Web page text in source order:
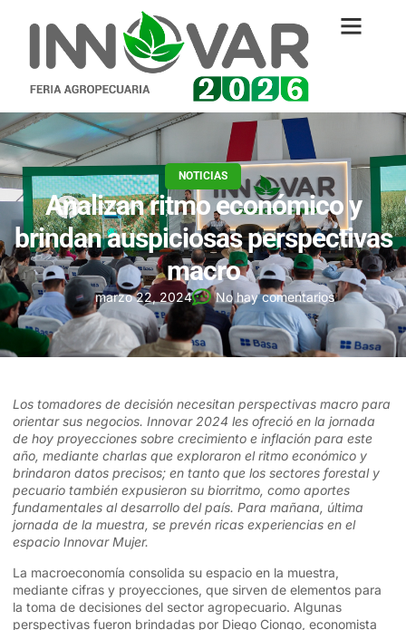
NOTICIAS
Analizan ritmo económico y
brindan auspiciosas perspectivas
macro
marzo 22, 2024 No hay comentarios
Los tomadores de decisión necesitan perspectivas macro para
orientar sus negocios. Innovar 2024 les ofreció en la jornada
de hoy proyecciones sobre crecimiento e inflación para este
año, mediante charlas que exploraron el ritmo económico y
brindaron datos precisos; en tanto que los sectores forestal y
pecuario también expusieron su biorritmo, como aportes
fundamentales al desarrollo del país. Para mañana, última
jornada de la muestra, se prevén ricas experiencias en el
espacio Innovar Mujer.
La macroeconomía consolida su espacio en la muestra,
mediante cifras y proyecciones, que sirven de elementos para
la toma de decisiones del sector agropecuario. Algunas
perspectivas fueron brindadas por Diego Ciongo, economista